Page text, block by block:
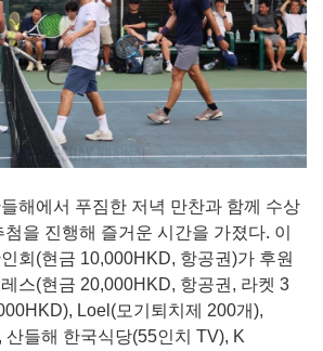
해에서 푸짐한 저녁 만찬과 함께 수상
을 진행해 즐거운 시간을 가졌다. 이
회(현금 10,000HKD, 항공권)가 후원
스(현금 20,000HKD, 항공권, 라켓 3
Loel(모기퇴치제 200개),
산들해 한국식당(55인치 TV), K